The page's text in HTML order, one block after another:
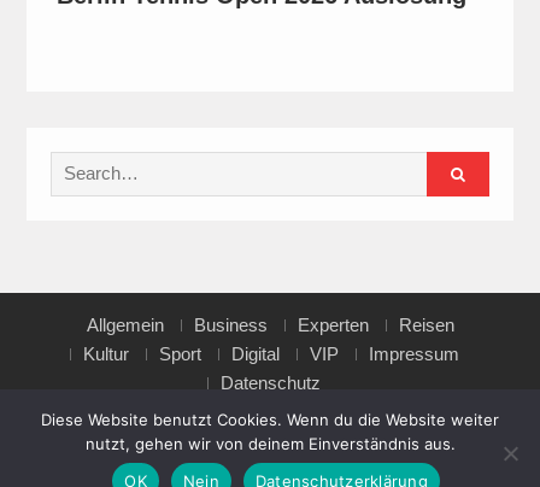
Search
for:
Allgemein Business Experten
Reisen
Kultur
Sport Digital VIP
Impressum
Datenschutz
Copyright © All rights reserved.
Diese Website benutzt Cookies. Wenn du die Website weiter
nutzt, gehen wir von deinem Einverständnis aus.
OK
Nein Datenschutzerklärung